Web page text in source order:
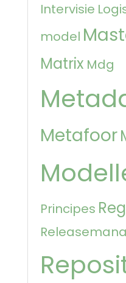
Intervisie
model
Matrix Mdg
Metafoor
Principes